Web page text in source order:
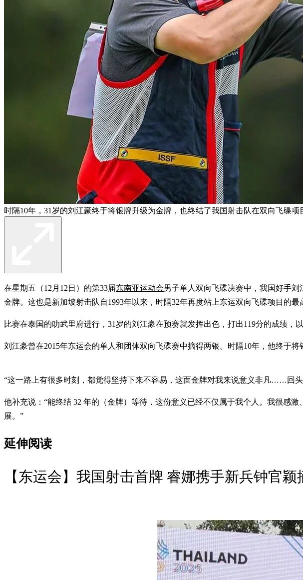
时隔10年，31岁的刘江豪终于将银牌升级为金牌，也终结了我国射击队在双向飞碟项
在星期五（12月12日）的第33届东南亚运动会男子单人双向飞碟决赛中，我国好手
金牌。这也是新加坡射击队自1993年以来，时隔32年再度站上东运双向飞碟项目的最
比赛在泰国的叻武里府进行，31岁的刘江豪在预赛就发挥出色，打出119分的成绩，
刘江豪曾在2015年东运会的单人和团体双向飞碟赛中摘得两银。时隔10年，他终于
“这一路上有很多时刻，都觉得坚持下来不容易，这面金牌对我来说意义非凡……回
他补充说：“能终结 32 年的（金牌）等待，这份意义已经不仅属于我个人。我很感
展。”
延伸阅读
【东运会】我国射击首牌 睿娜携手新兵钟官